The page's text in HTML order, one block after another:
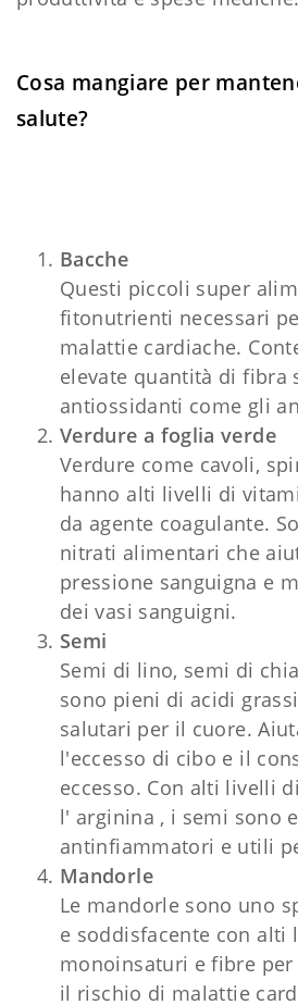
Cosa mangiare per
salute?
Bacche
Questi piccoli super
fitonutrienti necessari
malattie cardiache.
elevate quantità di fibra
antiossidanti come gli
Verdure a foglia verde
Verdure come cavoli,
hanno alti livelli di
da agente coagulante.
nitrati alimentari che
pressione sanguigna e
dei vasi sanguigni.
Semi
Semi di lino, semi di
sono pieni di acidi
salutari per il cuore.
l'eccesso di cibo e il
eccesso. Con alti livelli
l' arginina , i semi sono
antinfiammatori e utili
Mandorle
Le mandorle sono uno
e soddisfacente con alti
monoinsaturi e fibre
il rischio di malattie